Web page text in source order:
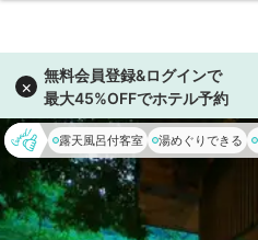
露天風呂付客室 湯めぐりできる